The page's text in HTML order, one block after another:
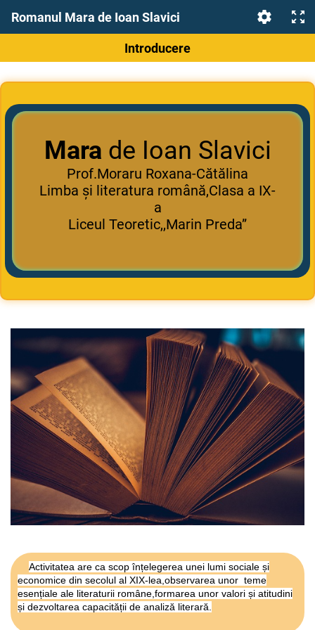
Romanul Mara de Ioan Slavici
Introducere
Mara de Ioan Slavici
Prof.Moraru Roxana-Cătălina
Limba și literatura română,Clasa a IX-
a
Liceul Teoretic,,Marin Preda”
Activitatea are ca scop înțelegerea unei lumi sociale și
economice din secolul al XIX-lea,observarea unor teme
esențiale ale literaturii române,formarea unor valori și atitudini
și dezvoltarea capacității de analiză literară.